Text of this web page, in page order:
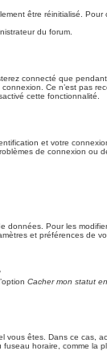
être réinitialisé.
du forum.
connecté que
Ce n’est pas
cette fonctionnalité.
et votre
de connexion ou
données. Pour les
et préférences de
Cacher mon statut
vous êtes. Dans ce cas,
horaire, comme la